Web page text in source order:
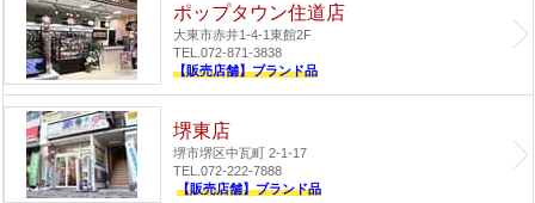
ポップタウン住道店
大東市赤井1-4-1東館2F
TEL.072-871-3838
【販売店舗】ブランド品
堺東店
堺市堺区中瓦町 2-1-17
TEL.072-222-7888
【販売店舗】ブランド品